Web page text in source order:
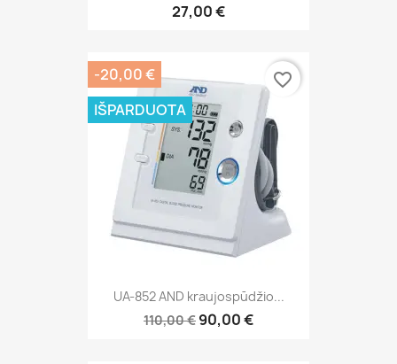
27,00 €
UA-852 AND kraujospūdžio...
110,00 € 90,00 €
-20,00 €
IŠPARDUOTA
favorite_border